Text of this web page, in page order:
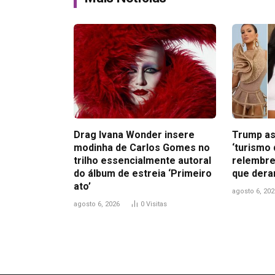
Drag Ivana Wonder insere
modinha de Carlos Gomes no
trilho essencialmente autoral
do álbum de estreia ‘Primeiro
ato’
agosto 6, 2026 0 Visitas
Trump
‘turismo
que
agosto 6,